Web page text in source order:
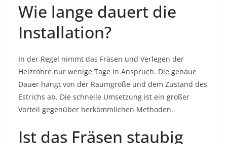
Wie lange dauert die
Installation?
In der Regel nimmt das Fräsen und Verlegen der
Heizrohre nur wenige Tage in Anspruch. Die genaue
Dauer hängt von der Raumgröße und dem Zustand des
Estrichs ab. Die schnelle Umsetzung ist ein großer
Vorteil gegenüber herkömmlichen Methoden.
Ist das Fräsen staubig